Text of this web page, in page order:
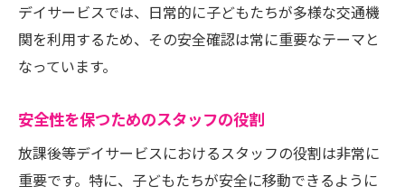
デイサービスでは、日常的に子どもたちが多様な交通機
関を利用するため、その安全確認は常に重要なテーマと
なっています。
安全性を保つためのスタッフの役割
放課後等デイサービスにおけるスタッフの役割は非常に
重要です。特に、子どもたちが安全に移動できるように